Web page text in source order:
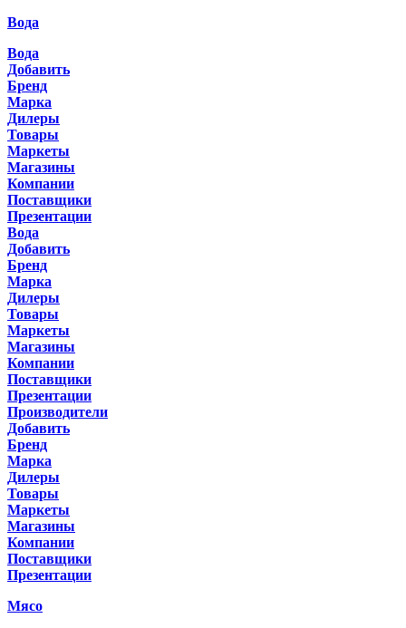
Вода
Вода
Добавить
Бренд
Марка
Дилеры
Товары
Маркеты
Магазины
Компании
Поставщики
Презентации
Вода
Добавить
Бренд
Марка
Дилеры
Товары
Маркеты
Магазины
Компании
Поставщики
Презентации
Производители
Добавить
Бренд
Марка
Дилеры
Товары
Маркеты
Магазины
Компании
Поставщики
Презентации
Мясо